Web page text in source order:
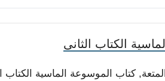
الكتاب الثانى
كتاب الموسوعة الماسية